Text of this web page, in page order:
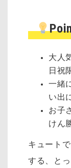
大人
日祝
一緒
い出
お子
けん
キュート
する、と